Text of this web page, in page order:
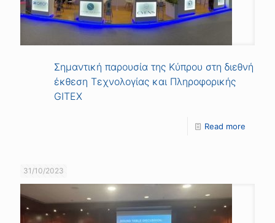
Σημαντική παρουσία της Κύπρου στη διεθνή
έκθεση Τεχνολογίας και Πληροφορικής
GITEX
Read more
31/10/2023